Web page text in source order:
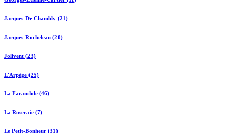
Jacques-De Chambly (21)
Jacques-Rocheleau (20)
Jolivent (23)
L'Arpège (25)
La Farandole (46)
La Roseraie (7)
Le Petit-Bonheur (31)